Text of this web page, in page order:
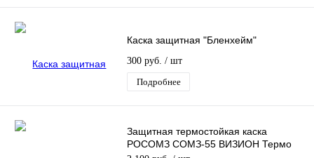
Каска защитная "Бленхейм"
300 руб. / шт
Подробнее
Защитная термостойкая каска
РОСОМЗ СОМЗ-55 ВИЗИОН Термо